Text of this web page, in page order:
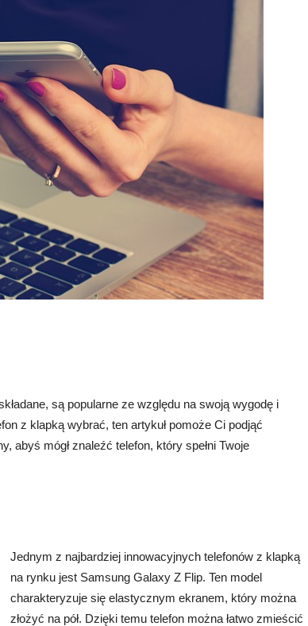
są popularne ze względu na swoją wygodę i
z klapką wybrać, ten artykuł pomoże Ci podjąć
abyś mógł znaleźć telefon, który spełni Twoje
Jednym z najbardziej innowacyjnych telefonów z klapką
na rynku jest Samsung Galaxy Z Flip. Ten model
charakteryzuje się elastycznym ekranem, który można
złożyć na pół. Dzięki temu telefon można łatwo zmieścić